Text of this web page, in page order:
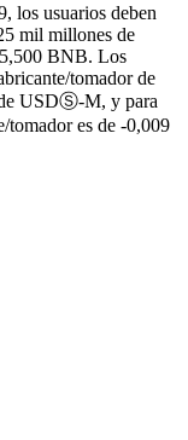
los usuarios deben
mil millones de
BNB. Los
tomador de
USDⓈ-M, y para
es de -0,009